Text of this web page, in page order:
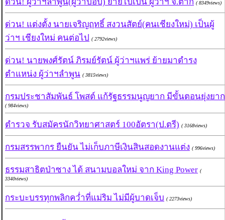
( 8349views)
ด่วน! แต่งตั้ง นายเจริญฤทธิ์ สงวนสัตย์(คนเชียงใหม่) เป็นผู้
ว่าฯ เชียงใหม่ คนต่อไป ( 2792views)
ด่วน! นายพงศ์รัตน์ ภิรมย์รัตน์ ผู้ว่าฯแพร่ ย้ายมาดำรง
ตำแหน่ง ผู้ว่าฯลำพูน ( 3815views)
กรมประชาสัมพันธ์ โพสต์ แก้รัฐธรรมนูญยาก มีขั้นตอนยุ่งยาก
( 984views)
ตำรวจ รับสมัครนักวิทยาศาสตร์ 100อัตรา(ป.ตรี) ( 3168views)
กรมสรรพากร ยืนยัน ไม่เก็บภาษีเงินสินสอดงานแต่ง ( 996views)
ธรรมสาธิตป่าซาง ได้ สนามบอลใหม่ จาก King Power (
3340views)
กระบะบรรทุกพลิกคว่ำที่แม่ริม ไม่มีผู้บาดเจ็บ ( 2273views)